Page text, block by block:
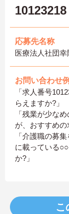
10123218
応募先名称
医療法人社団
お問い合わせ例
「求人番号
らえますか?」
「残業が少な
が、おすすめの
「介護職の募
に載っている
か?」
こ